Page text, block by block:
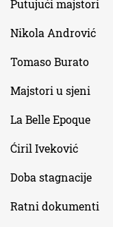
Putujući majstori
Nikola Andrović
Tomaso Burato
Majstori u sjeni
La Belle Epoque
Ćiril Iveković
Doba stagnacije
Ratni dokumenti